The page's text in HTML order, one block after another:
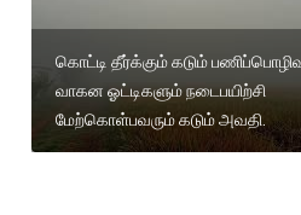
கொட்டி தீர்க்கும் கடும்
வாகன ஓட்டிகளும் நடைபயிற்சி
மேற்கொள்பவரும் கடும் அவதி.